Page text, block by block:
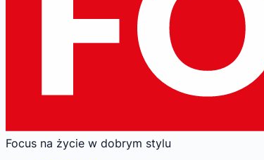
Focus na życie w dobrym stylu